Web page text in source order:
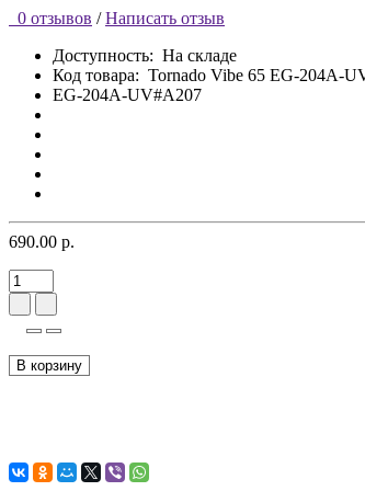
0 отзывов / Написать отзыв
Доступность: На складе
Код товара: Tornado Vibe 65 EG-204A-
EG-204A-UV#A207
690.00 р.
В корзину